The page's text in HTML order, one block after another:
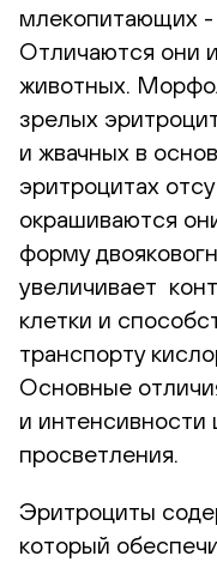
млекопитающих -
Отличаются они
животных.
зрелых
и жвачных в
эритроцитах
окрашиваются
форму
увеличивает
клетки и
транспорту
Основные
и интенсивности
просветления.
Эритроциты
который